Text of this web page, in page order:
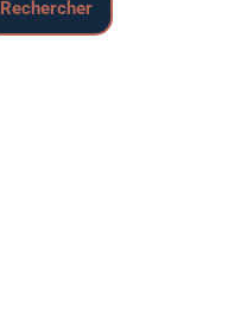
Rechercher